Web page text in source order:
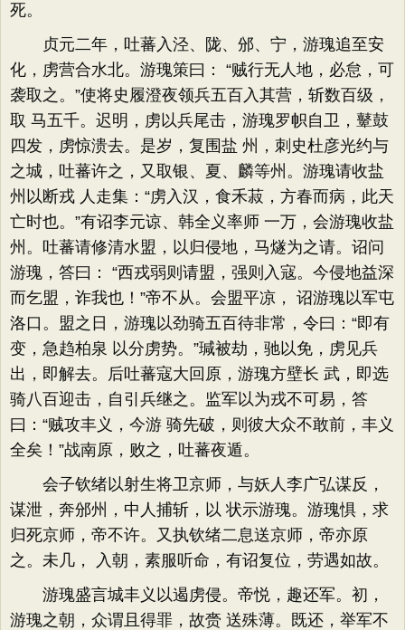
死。
贞元二年，吐蕃入泾、陇、邠、宁，游瑰追至安
化，虏营合水北。游瑰策曰： “贼行无人地，必怠，可
袭取之。”使将史履澄夜领兵五百入其营，斩数百级，
取 马五千。迟明，虏以兵尾击，游瑰罗帜自卫，鼙鼓
四发，虏惊溃去。是岁，复围盐 州，刺史杜彦光约与
之城，吐蕃许之，又取银、夏、麟等州。游瑰请收盐
州以断戎 人走集：“虏入汉，食禾菽，方春而病，此天
亡时也。”有诏李元谅、韩全义率师 一万，会游瑰收盐
州。吐蕃请修清水盟，以归侵地，马燧为之请。诏问
游瑰，答曰： “西戎弱则请盟，强则入寇。今侵地益深
而乞盟，诈我也！”帝不从。会盟平凉， 诏游瑰以军屯
洛口。盟之日，游瑰以劲骑五百待非常，令曰：“即有
变，急趋柏泉 以分虏势。”瑊被劫，驰以免，虏见兵
出，即解去。后吐蕃寇大回原，游瑰方壁长 武，即选
骑八百迎击，自引兵继之。监军以为戎不可易，答
曰：“贼攻丰义，今游 骑先破，则彼大众不敢前，丰义
全矣！”战南原，败之，吐蕃夜遁。
会子钦绪以射生将卫京师，与妖人李广弘谋反，
谋泄，奔邠州，中人捕斩，以 状示游瑰。游瑰惧，求
归死京师，帝不许。又执钦绪二息送京师，帝亦原
之。未几， 入朝，素服听命，有诏复位，劳遇如故。
游瑰盛言城丰义以遏虏侵。帝悦，趣还军。初，
游瑰之朝，众谓且得罪，故赍 送殊薄。既还，举军不